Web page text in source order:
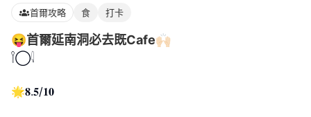
首爾攻略 食 打卡
😝首爾延南洞必去既Cafe🙌🏻
𓌉◯𓇋
🌟𝟖.𝟓/𝟏𝟎